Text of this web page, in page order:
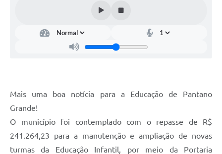
Agenda
SIC
Mais uma boa notícia para a Educação de Pantano
Grande!
O município foi contemplado com o repasse de R$
241.264,23 para a manutenção e ampliação de novas
turmas da Educação Infantil, por meio da Portaria